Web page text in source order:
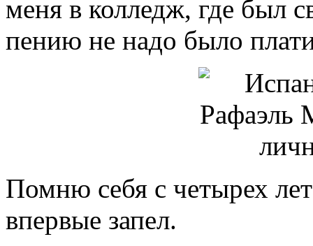
меня в колледж, где был
пению не надо было
Помню себя с четырех
впервые запел.